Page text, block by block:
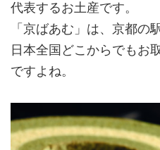
代表するお土産です。
「京ばあむ」は、京都の
日本全国どこからでもお
ですよね。